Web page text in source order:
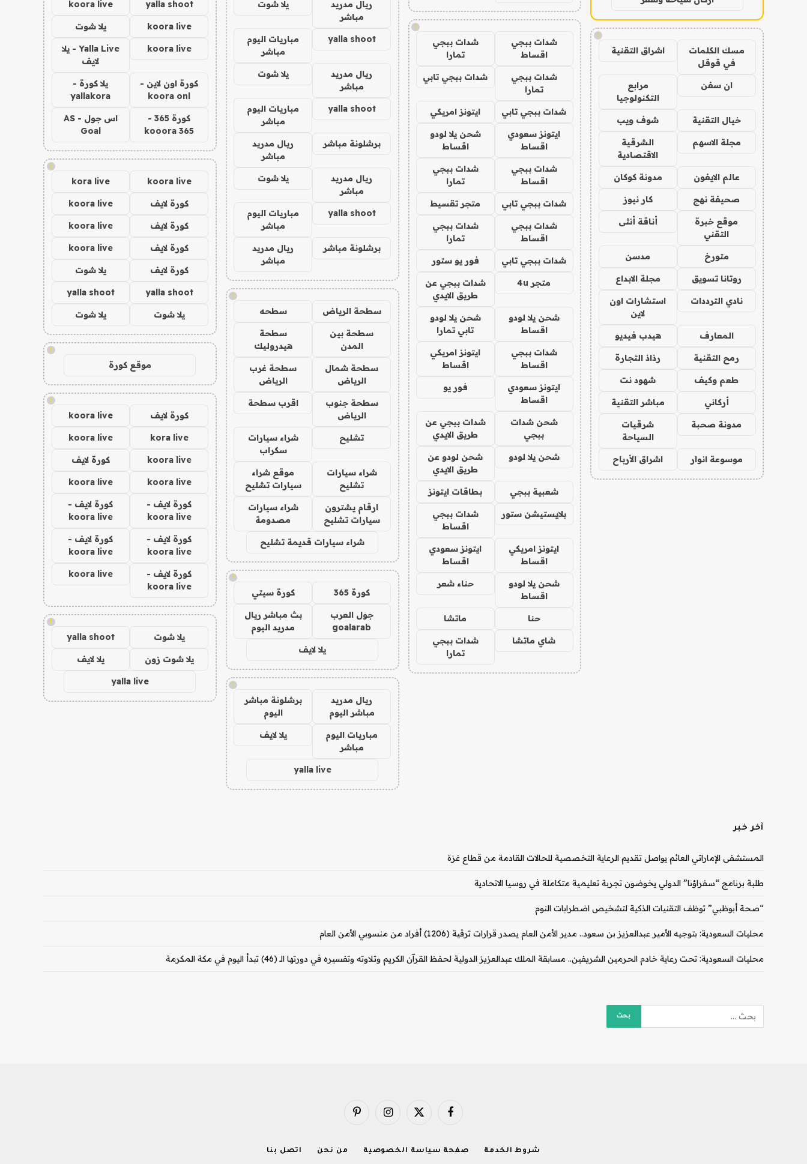
!
مسك الكلمات
في قوقل
اشراق التقنية
ان سفن
مرابع
التكنولوجيا
خيال التقنية شوف ويب
مجلة الاسهم
الشرقية
الاقتصادية
عالم الايفون مدونة كوكان
صحيفة نهج كار نيوز
موقع خبرة
التقني
أناقة أنثى
متورخ مدسن
روتانا تسويق مجلة الابداع
نادي الترددات
استشارات اون
لاين
المعارف هيدب فيديو
رمح التقنية رذاذ التجارة
طعم وكيف شهود نت
أركاني مباشر التقنية
مدونة صحبة
شرقيات
السياحة
موسوعة انوار اشراق الأرباح
!
شدات ببجي
اقساط
شدات ببجي
تمارا
شدات ببجي
تمارا
شدات ببجي تابي
شدات ببجي تابي ايتونز امريكي
ايتونز سعودي
اقساط
شحن يلا لودو
اقساط
شدات ببجي
اقساط
شدات ببجي
تمارا
شدات ببجي تابي متجر تقسيط
شدات ببجي
اقساط
شدات ببجي
تمارا
شدات ببجي تابي فور يو ستور
متجر 4u
شدات ببجي عن
طريق الايدي
شحن يلا لودو
اقساط
شحن يلا لودو
تابي تمارا
شدات ببجي
اقساط
ايتونز امريكي
اقساط
ايتونز سعودي
اقساط
فور يو
شحن شدات
ببجي
شدات ببجي عن
طريق الايدي
شحن يلا لودو
شحن لودو عن
طريق الايدي
شعبية ببجي بطاقات ايتونز
بلايستيشن ستور
شدات ببجي
اقساط
ايتونز امريكي
اقساط
ايتونز سعودي
اقساط
شحن يلا لودو
اقساط
حناء شعر
حنا ماتشا
شاي ماتشا
شدات ببجي
تمارا
ريال مدريد
مباشر
يلا شوت
yalla shoot
مباريات اليوم
مباشر
ريال مدريد
مباشر
يلا شوت
yalla shoot
مباريات اليوم
مباشر
برشلونة مباشر
ريال مدريد
مباشر
ريال مدريد
مباشر
يلا شوت
yalla shoot
مباريات اليوم
مباشر
برشلونة مباشر
ريال مدريد
مباشر
!
سطحة الرياض سطحه
سطحة بين
المدن
سطحة
هيدروليك
سطحة شمال
الرياض
سطحة غرب
الرياض
سطحة جنوب
الرياض
اقرب سطحة
تشليح
شراء سيارات
سكراب
شراء سيارات
تشليح
موقع شراء
سيارات تشليح
ارقام يشترون
سيارات تشليح
شراء سيارات
مصدومة
شراء سيارات قديمة تشليح
!
كورة 365 كورة سيتي
جول العرب
goalarab
بث مباشر ريال
مدريد اليوم
يلا لايف
!
ريال مدريد
مباشر اليوم
برشلونة مباشر
اليوم
مباريات اليوم
مباشر
يلا لايف
yalla live
yalla shoot
koora live
koora live يلا شوت
koora live
Yalla Live - يلا
لايف
كورة اون لاين -
koora onl
يلا كورة -
yallakora
كورة 365 -
kooora 365
اس جول - AS
Goal
!
koora live
kora live
كورة لايف koora live
كورة لايف koora live
كورة لايف koora live
كورة لايف يلا شوت
yalla shoot
yalla shoot
يلا شوت يلا شوت
!
موقع كورة
!
كورة لايف koora live
kora live
koora live
koora live كورة لايف
koora live
koora live
كورة لايف -
koora live
كورة لايف -
koora live
كورة لايف -
koora live
كورة لايف -
koora live
كورة لايف -
koora live
koora live
!
يلا شوت yalla shoot
يلا شوت زون يلا لايف
yalla live
آخر خبر
المستشفى الإماراتي العائم يواصل تقديم الرعاية التخصصية للحالات القادمة من قطاع غزة
طلبة برنامج “سفراؤنا” الدولي يخوضون تجربة تعليمية متكاملة في روسيا الاتحادية
“صحة أبوظبي” توظف التقنيات الذكية لتشخيص اضطرابات النوم
محليات السعودية: بتوجيه الأمير عبدالعزيز بن سعود.. مدير الأمن العام يصدر قرارات ترقية (1206) أفراد من منسوبي الأمن العام
محليات السعودية: تحت رعاية خادم الحرمين الشريفين.. مسابقة الملك عبدالعزيز الدولية لحفظ القرآن الكريم وتلاوته وتفسيره في دورتها الـ (46) تبدأ اليوم في مكة المكرمة
فيسبوك X
الانستغرامبينتيريست
شروط الخدمة صفحة سياسة الخصوصية من نحن اتصل بنا